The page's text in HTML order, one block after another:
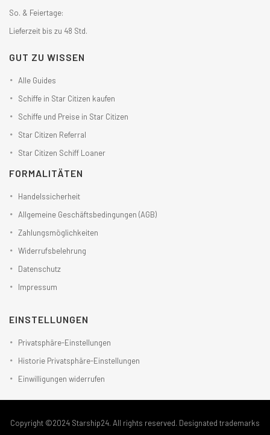
So. & Feiertage:
Lieferzeit bis zu 48 Std.
GUT ZU WISSEN
Alle Guides
Schiffe in Star Citizen kaufen
Schiffe und Preise in Star Citizen
Star Citizen Referral
Star Citizen Schiff Loaner
FORMALITÄTEN
Handelssicherheit
Allgemeine Geschäftsbedingungen (AGB)
Zahlungsmöglichkeiten
Widerrufsbelehrung
Datenschutz
Impressum
EINSTELLUNGEN
Privatsphäre-Einstellungen
Historie Privatsphäre-Einstellungen
Einwilligungen widerrufen
Copyright ©2024 Starship24. All rights reserved. Designated trademarks